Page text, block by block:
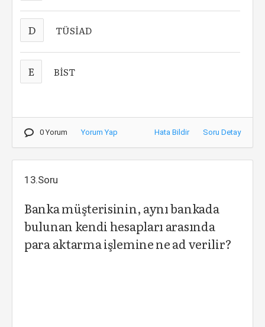
D TÜSİAD
E BİST
0 Yorum Yorum Yap Hata Bildir Soru Detay
13.Soru
Banka müşterisinin, aynı bankada
bulunan kendi hesapları arasında
para aktarma işlemine ne ad verilir?